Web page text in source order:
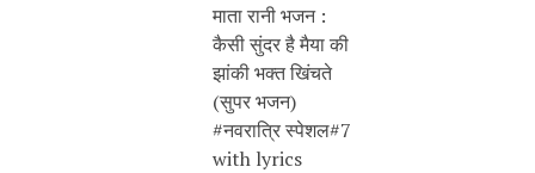
माता रानी भजन :
कैसी सुंदर है मैया की
झांकी भक्त खिंचते
(सुपर भजन)
#नवरात्रि स्पेशल#7
with lyrics